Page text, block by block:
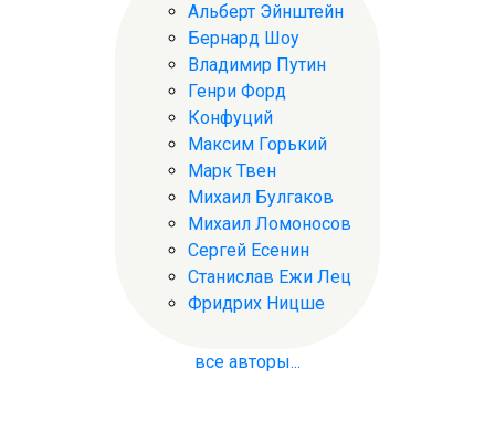
Альберт Эйнштейн
Бернард Шоу
Владимир Путин
Генри Форд
Конфуций
Максим Горький
Марк Твен
Михаил Булгаков
Михаил Ломоносов
Сергей Есенин
Станислав Ежи Лец
Фридрих Ницше
все авторы...